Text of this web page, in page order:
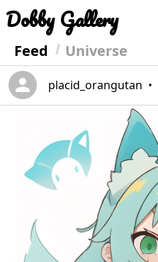
Dobby Gallery
Feed Universe
placid_orangutan •